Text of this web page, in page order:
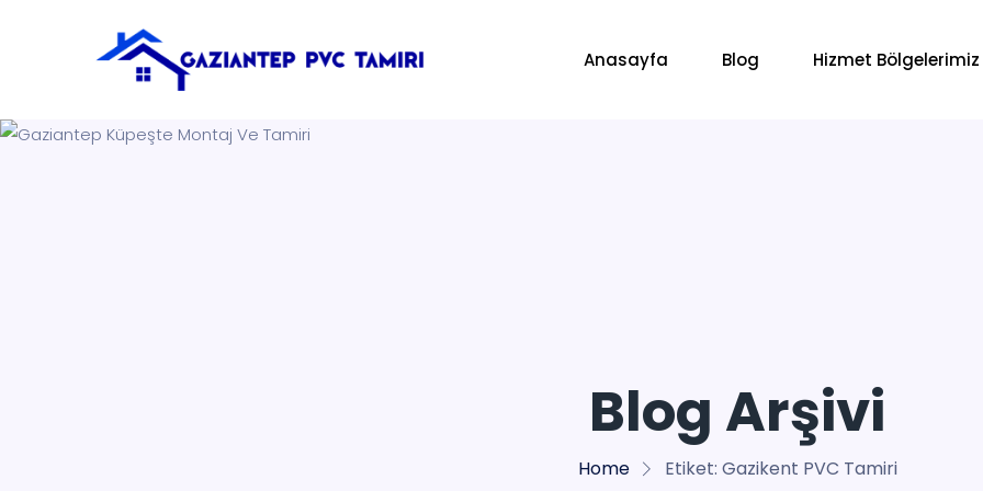
Anasayfa Blog Hizmet Bölgelerimiz
Blog Arşivi
Home Etiket: Gazikent PVC Tamiri